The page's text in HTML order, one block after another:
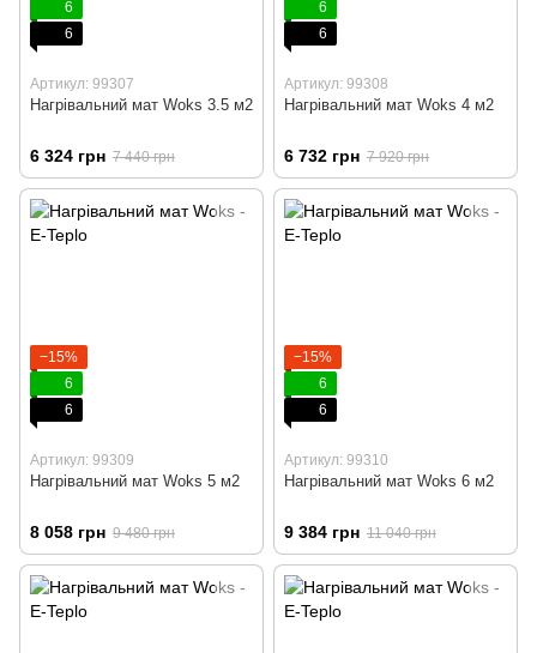
6
6
Артикул: 99307
Нагрівальний мат Woks 3.5 м2
6 324 грн 7 440 грн
6
6
Артикул: 99308
Нагрівальний мат Woks 4 м2
6 732 грн 7 920 грн
−15%
6
6
Артикул: 99309
Нагрівальний мат Woks 5 м2
8 058 грн 9 480 грн
−15%
6
6
Артикул: 99310
Нагрівальний мат Woks 6 м2
9 384 грн 11 040 грн